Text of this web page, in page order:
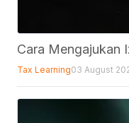
Cara Mengajukan
Tax Learning03 August